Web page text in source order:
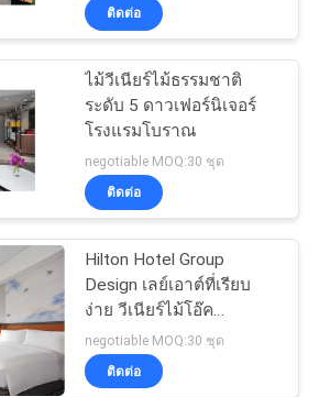
ติดต่อ
ไม้วีเนียร์ไม้ธรรมชาติ
ระดับ 5 ดาวเฟอร์นิเจอร์
โรงแรมโบราณ
negotiable MOQ:30 ชุด
ติดต่อ
Hilton Hotel Group
Design เลย์เอาต์ที่เรียบ
ง่าย วีเนียร์ไม้โอ๊ค
ธรรมชาติ / วิศวกรรม
บรรยากาศสบายในการใช้
ชีวิต
negotiable MOQ:30 ชุด
ติดต่อ